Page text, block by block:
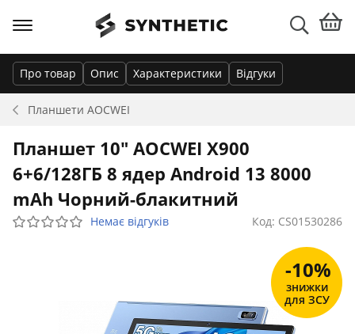
Планшети AOCWEI
Про товар Опис Характеристики Відгуки
Планшет 10" AOCWEI X900
6+6/128ГБ 8 ядер Android 13 8000
mAh Чорний-блакитний
Немає відгуків Код: CS01530286
-10%
знижки
для ЗСУ